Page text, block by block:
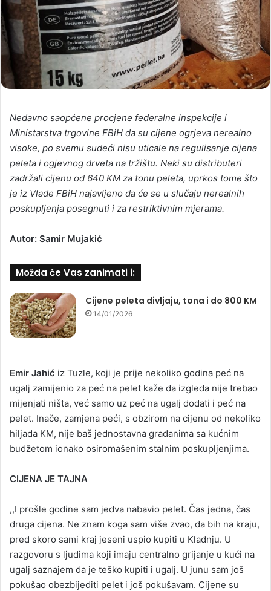
Nedavno saopćene procjene federalne inspekcije i
Ministarstva trgovine FBiH da su cijene ogrjeva nerealno
visoke, po svemu sudeći nisu uticale na regulisanje cijena
peleta i ogjevnog drveta na tržištu. Neki su distributeri
zadržali cijenu od 640 KM za tonu peleta, uprkos tome što
je iz Vlade FBiH najavljeno da će se u slučaju nerealnih
poskupljenja posegnuti i za restriktivnim mjerama.
Autor: Samir Mujakić
Možda će Vas zanimati i:
Cijene peleta divljaju, tona i do 800 KM
14/01/2026
Emir Jahić iz Tuzle, koji je prije nekoliko godina peć na
ugalj zamijenio za peć na pelet kaže da izgleda nije trebao
mijenjati ništa, već samo uz peć na ugalj dodati i peć na
pelet. Inače, zamjena peći, s obzirom na cijenu od nekoliko
hiljada KM, nije baš jednostavna građanima sa kućnim
budžetom ionako osiromašenim stalnim poskupljenjima.
CIJENA JE TAJNA
,,I prošle godine sam jedva nabavio pelet. Čas jedna, čas
druga cijena. Ne znam koga sam više zvao, da bih na kraju,
pred skoro sami kraj jeseni uspio kupiti u Kladnju. U
razgovoru s ljudima koji imaju centralno grijanje u kući na
ugalj saznajem da je teško kupiti i ugalj. U junu sam još
pokušao obezbijediti pelet i još pokušavam. Cijene su